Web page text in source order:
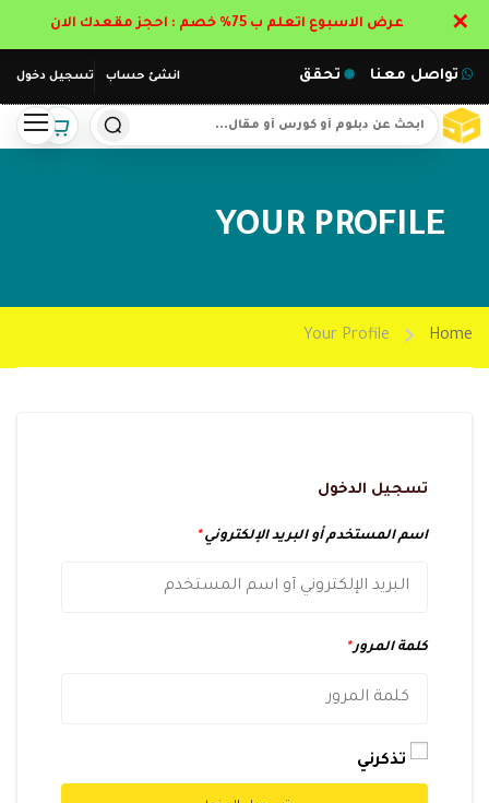
انشئ حساب تسجيل دخول تواصل معنا تحقق
YOUR PROFILE
Home
Your Profile
تسجيل الدخول
اسم المستخدم أو البريد الإلكتروني*
كلمة المرور*
تذكرني
عرض الاسبوع اتعلم ب 75% خصم : احجز مقعدك الان ✕